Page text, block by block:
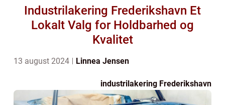
Industrilakering Frederikshavn Et
Lokalt Valg for Holdbarhed og
Kvalitet
13 august 2024 Linnea Jensen
industrilakering Frederikshavn